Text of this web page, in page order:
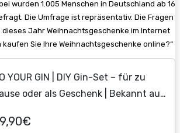
wurden 1.005 Menschen in Deutschland ab 16
Die Umfrage ist repräsentativ. Die Fragen
dieses Jahr Weihnachtsgeschenke im Internet
kaufen Sie Ihre Weihnachtsgeschenke online?“
YOUR GIN | DIY Gin-Set – für zu
oder als Geschenk | Bekannt aus
| Craft Gin zum Selber-Machen